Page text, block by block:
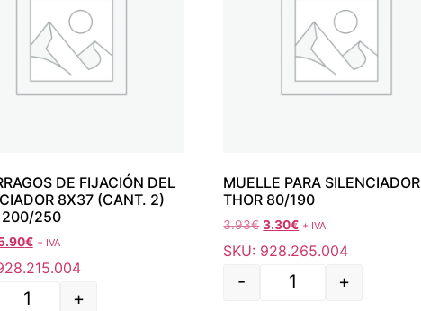
DE FIJACIÓN DEL
8X37 (CANT. 2)
200/250
€ + IVA
+
MUELLE PARA SILENCIADOR
THOR 80/190
3.93€ 3.30€ + IVA
SKU: 928.265.004
- +